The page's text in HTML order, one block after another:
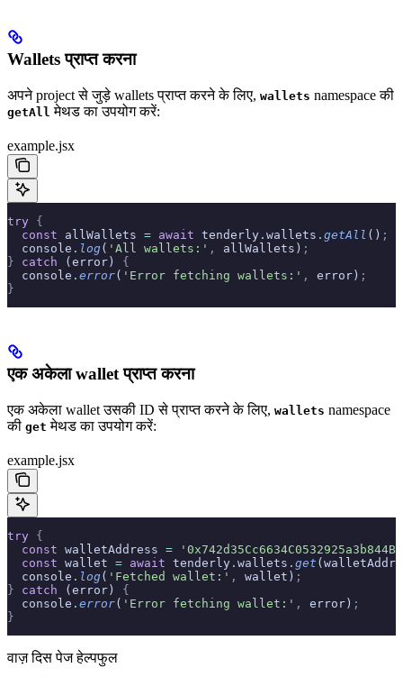
Wallets प्राप्त करना
अपने project से जुड़े wallets प्राप्त करने के लिए, wallets namespace की
getAll मेथड का उपयोग करें:
example.jsx
try {
  const
allWallets = await tenderly . wallets . getAll () ;
  console
. log( 'All wallets:' , allWallets) ;
} catch (error) {
  console
. error( 'Error fetching wallets:' , error) ;
}
एक अकेला wallet प्राप्त करना
एक अकेला wallet उसकी ID से प्राप्त करने के लिए, wallets namespace
की get मेथड का उपयोग करें:
example.jsx
try {
  const
walletAddress =
  const
wallet = await tenderly . wallets . get
  console
. log( 'Fetched wallet:' , wallet) ;
} catch (error) {
  console
. error( 'Error fetching wallet:' , error) ;
}
वाज़ दिस पेज हेल्पफुल